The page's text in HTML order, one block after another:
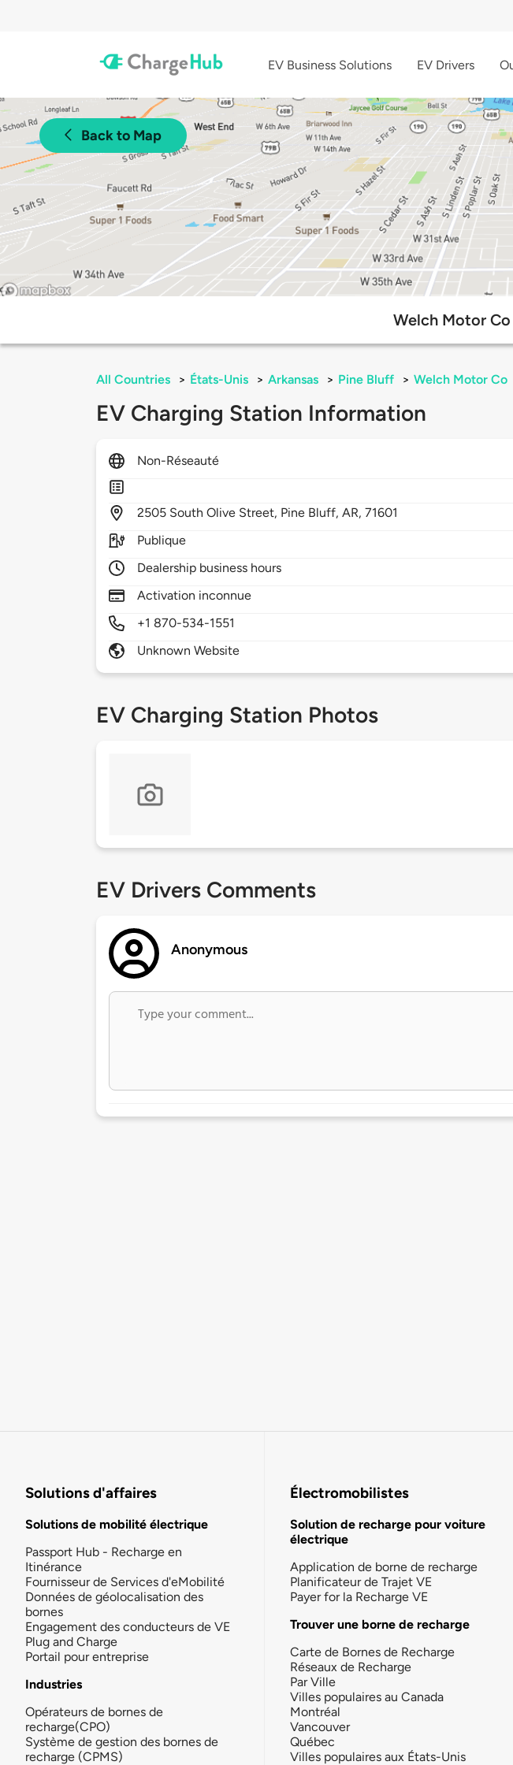
EV Business Solutions EV Drivers
Back to Map
Welch Motor
All Countries > États-Unis > Arkansas > Pine Bluff > Welch Motor Co
EV Charging Station Information
Non-Réseauté
2505 South Olive Street, Pine Bluff,AR,71601
Publique
Dealership business hours
Activation inconnue
+1 870-534-1551
Unknown Website
EV Charging Station Photos
EV Drivers Comments
Anonymous
Solutions d'affaires
Solutions de mobilité électrique
Passport Hub - Recharge en
Itinérance
Fournisseur de Services d'eMobilité
Données de géolocalisation des
bornes
Engagement des conducteurs de VE
Plug and Charge
Portail pour entreprise
Industries
Opérateurs de bornes de
recharge(CPO)
Système de gestion des bornes de
recharge (CPMS)
Électromobilistes
Solution de recharge pour voiture
électrique
Application de borne de recharge
Planificateur de Trajet VE
Payer for la Recharge VE
Trouver une borne de recharge
Carte de Bornes de Recharge
Réseaux de Recharge
Par Ville
Villes populaires au Canada
Montréal
Vancouver
Québec
Villes populaires aux États-Unis